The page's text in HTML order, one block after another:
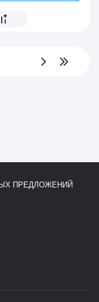
ПРЕДЛОЖЕНИЙ